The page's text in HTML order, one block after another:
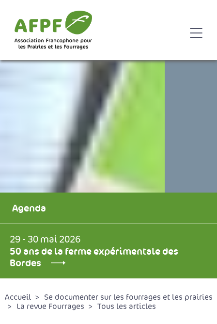
Agenda
29 - 30 mai 2026
50 ans de la ferme expérimentale des
Bordes
Accueil
Se documenter sur les fourrages et les prairies
La revue Fourrages
Tous les articles